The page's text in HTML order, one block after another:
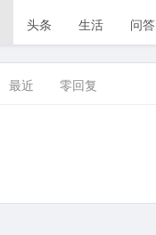
头条 生活 问答
最近 零回复